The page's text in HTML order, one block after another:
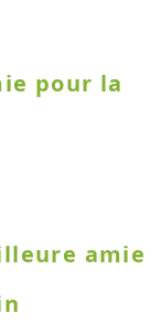
pour la
amie